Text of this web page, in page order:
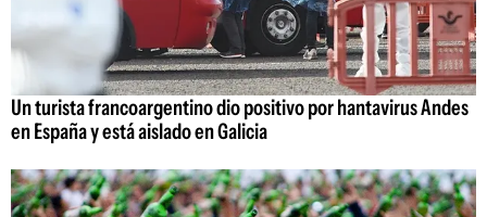
Un turista francoargentino dio positivo por hantavirus Andes
en España y está aislado en Galicia